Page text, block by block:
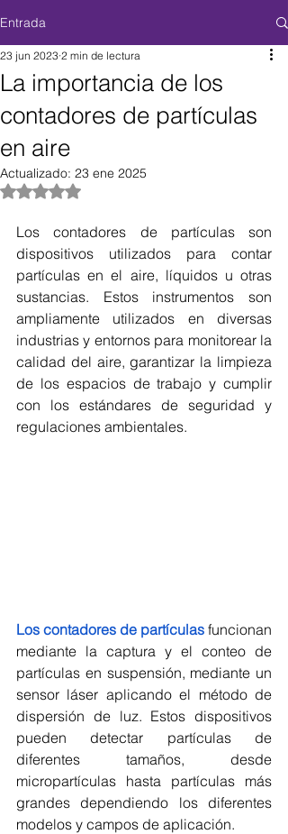
Entrada
La importancia de los
contadores de partículas
en aire
23 jun 2023 2 min de lectura
Actualizado: 23 ene 2025
Obtuvo NaN de 5 estrellas.
Los contadores de partículas son
dispositivos utilizados para contar
partículas en el aire, líquidos u otras
sustancias. Estos instrumentos son
ampliamente utilizados en diversas
industrias y entornos para monitorear la
calidad del aire, garantizar la limpieza
de los espacios de trabajo y cumplir
con los estándares de seguridad y
regulaciones ambientales.
Los contadores de partículas funcionan
mediante la captura y el conteo de
partículas en suspensión, mediante un
sensor láser aplicando el método de
dispersión de luz. Estos dispositivos
pueden detectar partículas de
diferentes tamaños, desde
micropartículas hasta partículas más
grandes dependiendo los diferentes
modelos y campos de aplicación.